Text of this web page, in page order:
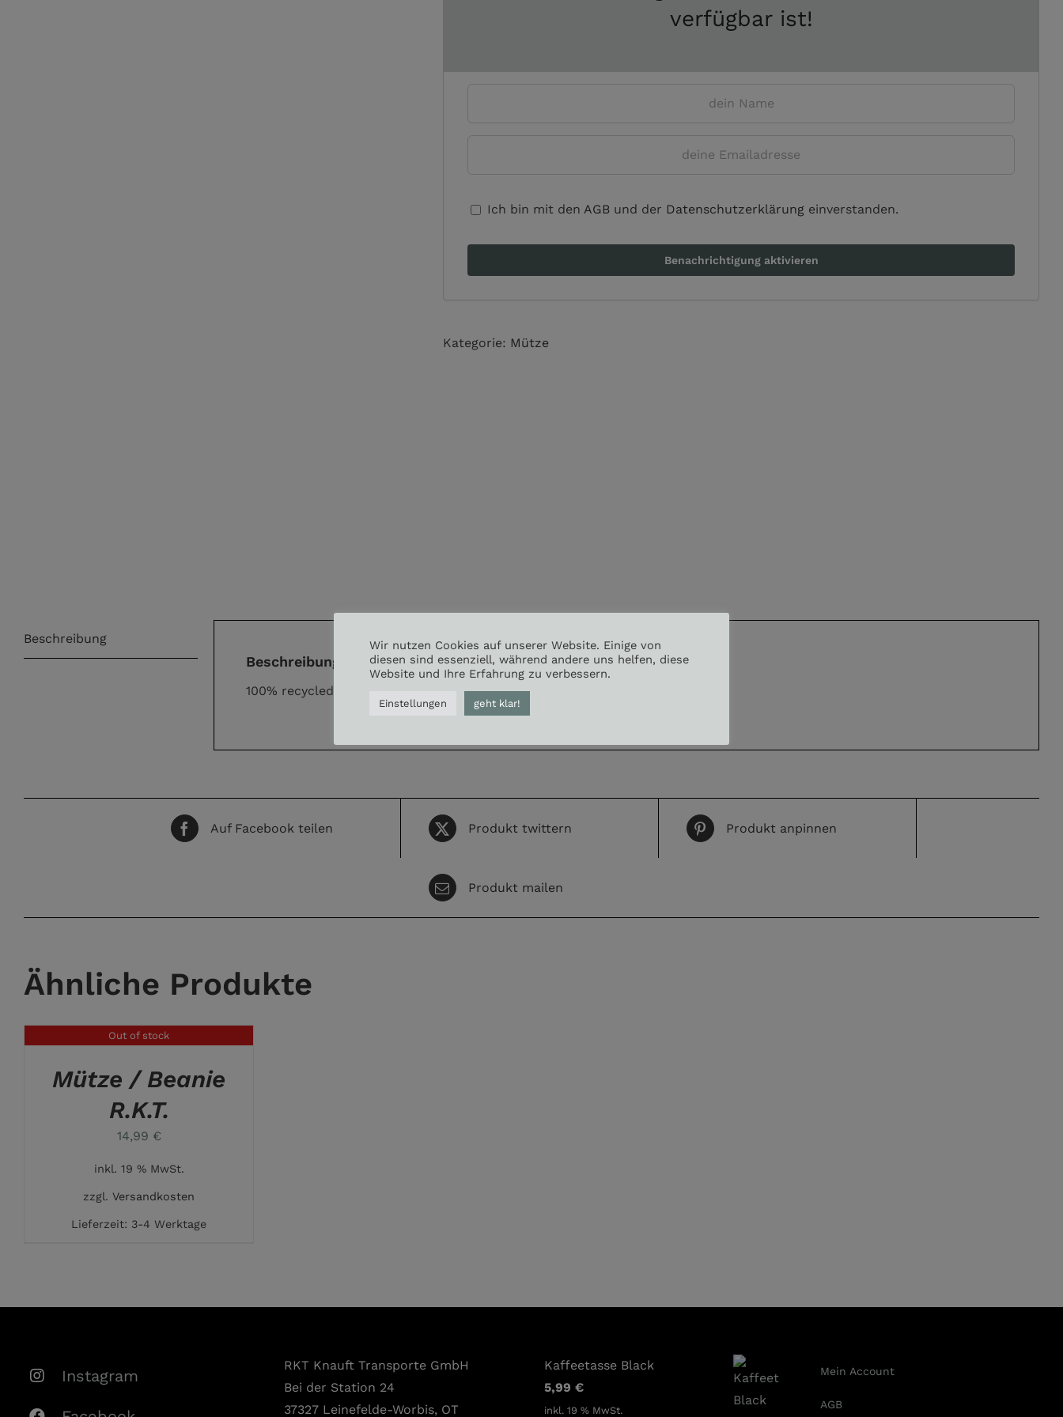
verfügbar ist!
Ich bin mit den AGB und der Datenschutzerklärung einverstanden.
Kategorie: Mütze
Beschreibung
Beschreibung
100% recycled cotton
Auf Facebook teilen Produkt twittern Produkt anpinnen
Produkt mailen
Ähnliche Produkte
Out of stock
Mütze / Beanie
R.K.T.
14,99 €
inkl. 19 % MwSt.
zzgl. Versandkosten
Lieferzeit: 3-4 Werktage
Instagram
RKT Knauft Transporte GmbH
Bei der Station 24
37327 Leinefelde-Worbis, OT
Kaffeetasse Black
5,99 €
inkl. 19 % MwSt.
Mein Account
AGB
Wir nutzen Cookies auf unserer Website. Einige von
diesen sind essenziell, während andere uns helfen, diese
Website und Ihre Erfahrung zu verbessern.
Einstellungen geht klar!